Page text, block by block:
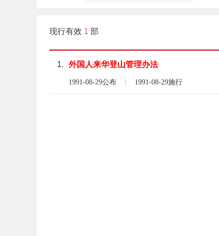
现行有效 1 部
1. 外国人来华登山管理办法
1991-08-29公布 1991-08-29施行